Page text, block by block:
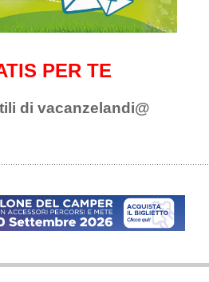
PER TE
di vacanzelandi@